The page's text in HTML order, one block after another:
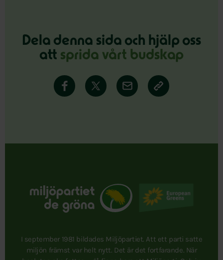
Dela denna sida och hjälp oss
att sprida vårt budskap
I september 1981 bildades Miljöpartiet. Att ett parti satte
miljön främst var helt nytt. Det är det fortfarande. När